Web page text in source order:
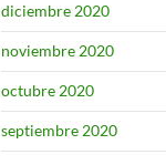
diciembre 2020
noviembre 2020
octubre 2020
septiembre 2020